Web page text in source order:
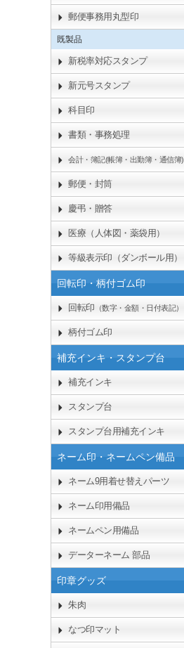
郵便事務用丸型印
既製品
新税率対応スタンプ
新元号スタンプ
科目印
書類・事務処理
会計・簿記(帳簿・出勤簿・通信簿)
郵便・封筒
慶弔・贈答
医療（人体図・薬袋用）
等級表示印（ダンボール用）
回転印・柄付ゴム印
回転印 （数字・金額・日付表記）
柄付ゴム印
補充インキ・スタンプ台
補充インキ
スタンプ台
スタンプ台用補充インキ
ネーム印・ネームペン備品
ネーム9用着せ替えパーツ
ネーム印用備品
ネームペン用備品
データーネーム 部品
印章グッズ
朱肉
なつ印マット